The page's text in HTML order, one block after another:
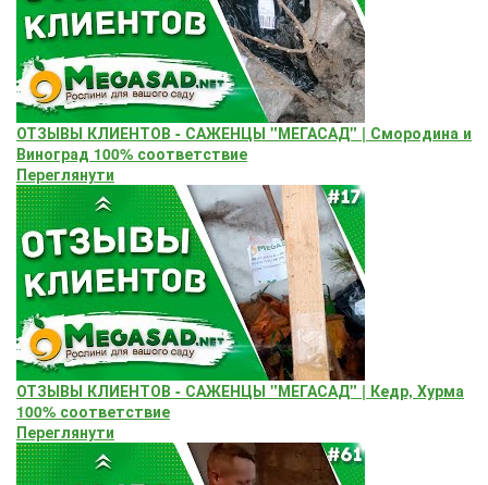
ОТЗЫВЫ КЛИЕНТОВ - САЖЕНЦЫ "МЕГАСАД" | Смородина и
Виноград 100% соответствие
Переглянути
ОТЗЫВЫ КЛИЕНТОВ - САЖЕНЦЫ "МЕГАСАД" | Кедр, Хурма
100% соответствие
Переглянути